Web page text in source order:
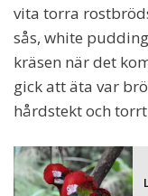
vita torra
sås, white
kräsen när det
gick att äta var
hårdstekt och